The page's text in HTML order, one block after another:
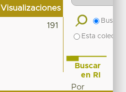
Visualizaciones
191
Buscar
Esta
Buscar
en RI
Por